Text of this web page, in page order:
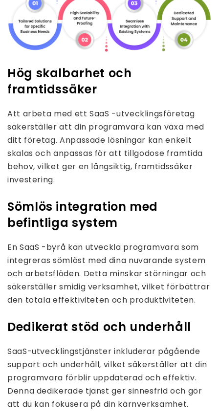
Hög skalbarhet och
framtidssäker
Att arbeta med ett SaaS -utvecklingsföretag
säkerställer att din programvara kan växa med
ditt företag. Anpassade lösningar kan enkelt
skalas och anpassas för att tillgodose framtida
behov, vilket ger en långsiktig, framtidssäker
investering.
Sömlös integration med
befintliga system
En SaaS -byrå kan utveckla programvara som
integreras sömlöst med dina nuvarande system
och arbetsflöden. Detta minskar störningar och
säkerställer smidig verksamhet, vilket förbättrar
den totala effektiviteten och produktiviteten.
Dedikerat stöd och underhåll
SaaS-utvecklingstjänster inkluderar pågående
support och underhåll, vilket säkerställer att din
programvara förblir uppdaterad och effektiv.
Denna dedikerade tjänst ger sinnesfrid och gör
att du kan fokusera på din kärnverksamhet.